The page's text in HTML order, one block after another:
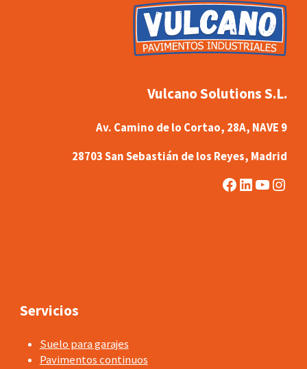
Vulcano Solutions S.L.
Av. Camino de lo Cortao, 28A, NAVE 9
28703 San Sebastián de los Reyes, Madrid
Facebook
LinkedIn
Servicios
Suelo para garajes
Pavimentos continuos